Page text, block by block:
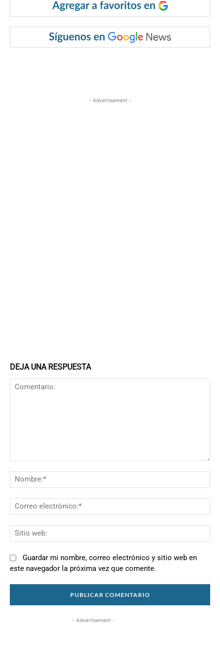
- Advertisement -
DEJA UNA RESPUESTA
Guardar mi nombre, correo electrónico y sitio web en
este navegador la próxima vez que comente.
- Advertisement -